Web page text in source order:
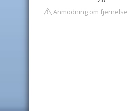
Anmodning om fjernelse